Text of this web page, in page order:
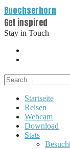
Buochserhorn
Get inspired
Stay in Touch
Startseite
Reisen
Webcam
Download
Stats